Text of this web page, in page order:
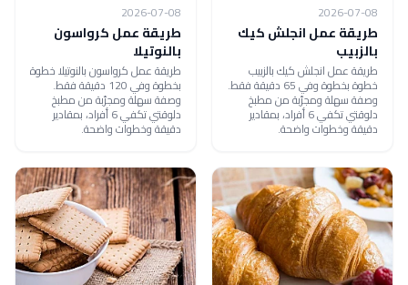
2026-07-08
طريقة عمل انجلش كيك
بالزبيب
طريقة عمل انجلش كيك بالزبيب
خطوة بخطوة وفي 65 دقيقة فقط.
وصفة سهلة ومجرّبة من مطبخ
دلوقتي تكفي 6 أفراد، بمقادير
دقيقة وخطوات واضحة.
2026-07-08
طريقة عمل كرواسون
بالنوتيلا
طريقة عمل كرواسون بالنوتيلا خطوة
بخطوة وفي 120 دقيقة فقط.
وصفة سهلة ومجرّبة من مطبخ
دلوقتي تكفي 6 أفراد، بمقادير
دقيقة وخطوات واضحة.